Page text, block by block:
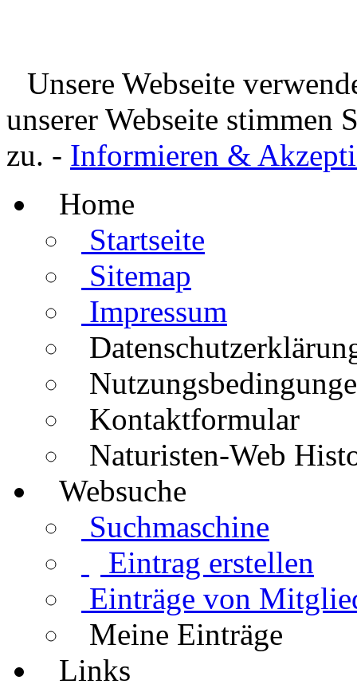
Unsere Webseite
unserer Webseite stimmen
zu. - Informieren &
Home
Startseite
Sitemap
Impressum
Kontaktformular
Naturisten-Web
Websuche
Suchmaschine
Eintrag erstellen
Einträge von
Meine Einträge
Links